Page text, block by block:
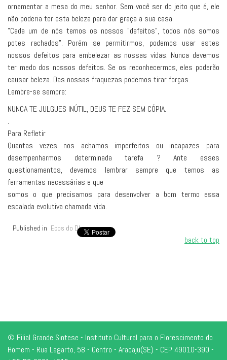
ornamentar a mesa do meu senhor. Sem você ser do jeito que é, ele
não poderia ter esta beleza para dar graça a sua casa.
"Cada um de nós temos os nossos "defeitos", todos nós somos
potes rachados". Porém se permitirmos, podemos usar estes
nossos defeitos para embelezar as nossas vidas. Nunca devemos
ter medo dos nossos defeitos. Se os reconhecermos, eles poderão
causar beleza. Das nossas fraquezas podemos tirar forças.
Lembre-se sempre:
NUNCA TE JULGUES INÚTIL, DEUS TE FEZ SEM CÓPIA.
.
Para Refletir
Quantas vezes nos achamos imperfeitos ou incapazes para
desempenharmos determinada tarefa ? Ante esses
questionamentos, devemos lembrar sempre que temos as
ferramentas necessárias e que
somos o que precisamos para desenvolver a bom termo essa
escalada evolutiva chamada vida.
Published in Ecos do Dharma
back to top
© Filial Grande Sintese - Instituto Cultural para o Florescimento do
Homem - Rua Lagarto, 58 - Centro - Aracaju(SE) - CEP 49010-390 -